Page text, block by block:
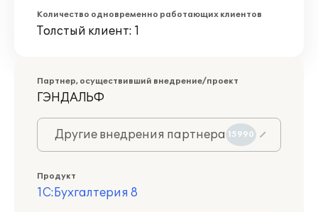
Количество одновременно работающих клиентов
Толстый клиент: 1
Партнер, осуществивший внедрение/проект
ГЭНДАЛЬФ
Другие внедрения партнера 15990
Продукт
1С:Бухгалтерия 8